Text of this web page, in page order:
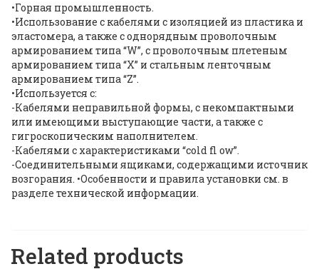
•Горная промышленность.
•Использование с кабелями с изоляцией из пластика и
эластомера, а также с однорядным проволочным
армированием типа “W”, с проволочным плетеным
армированием типа “X” и стальным ленточным
армированием типа “Z”.
•Используется с:
-Кабелями неправильной формы, с некомпактными
или имеющими выступающие части, а также с
гигроскопическим наполнителем.
-Кабелями с характеристиками “cold fl ow”.
-Соединительными ящиками, содержащими источник
возгорания. •Особенности и правила установки см. в
разделе технической информации.
Related products